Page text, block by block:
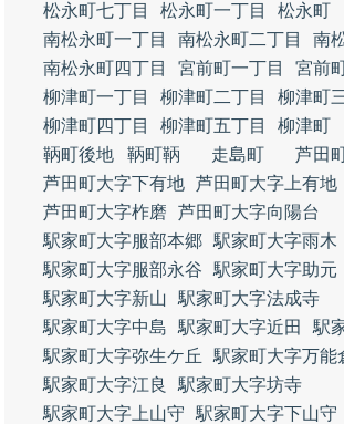
松永町七丁目
松永町一丁目
松永町
南松永町一丁目
南松永町二丁目
南
南松永町四丁目
宮前町一丁目
宮前
柳津町一丁目
柳津町二丁目
柳津町
柳津町四丁目
柳津町五丁目 柳津町
鞆町後地
鞆町鞆 走島町
芦田
芦田町大字下有地 芦田町大字上有地
芦田町大字柞磨
芦田町大字向陽台
駅家町大字服部本郷 駅家町大字雨木
駅家町大字服部永谷
駅家町大字助元
駅家町大字新山
駅家町大字法成寺
駅家町大字中島
駅家町大字近田
駅
駅家町大字弥生ケ丘
駅家町大字万能
駅家町大字江良
駅家町大字坊寺
駅家町大字上山守
駅家町大字下山守